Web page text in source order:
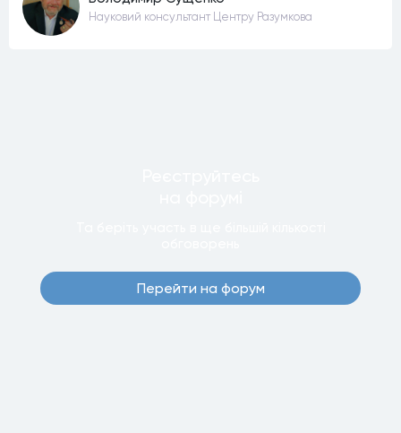
Науковий консультант Центру Разумкова
Перейти на форум